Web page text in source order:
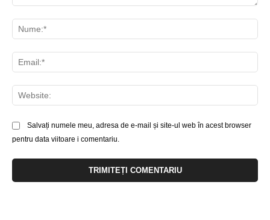
Salvați numele meu, adresa de e-mail și site-ul web în acest browser
pentru data viitoare i comentariu.